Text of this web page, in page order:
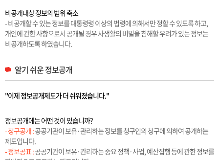
비공개대상 정보의 범위 축소
- 비공개할 수 있는 정보를 대통령령 이상의 법령에 의해서만 정할 수 있도록 하고,
개인에 관한 사항으로서 공개될 경우 사생활의 비밀을 침해할 우려가 있는 정보는
비공개하도록 하였습니다.
알기 쉬운 정보공개
"이제 정보공개제도가 더 쉬워졌습니다."
정보공개에는 어떤 것이 있습니까?
- 청구공개 :공공기관이 보유·관리하는 정보를 청구인의 청구에 의하여 공개하는
제도입니다.
- 정보공표 :공공기관이 보유·관리하는 중요 정책·사업, 예산집행 등에 관한 정보를